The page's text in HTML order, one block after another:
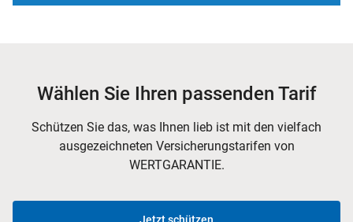
Wählen Sie Ihren passenden Tarif
Schützen Sie das, was Ihnen lieb ist mit den vielfach
ausgezeichneten Versicherungstarifen von
WERTGARANTIE.
Jetzt schützen